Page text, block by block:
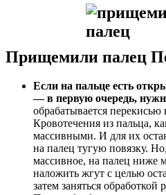
Прищемили палец
Если на пальце есть
— в первую очередь,
обрабатывается перекисью
Кровотечения из пальца,
массивными. И для их
на палец тугую повязку.
массивное, на палец ниже
наложить жгут с целью
затем заняться обработкой